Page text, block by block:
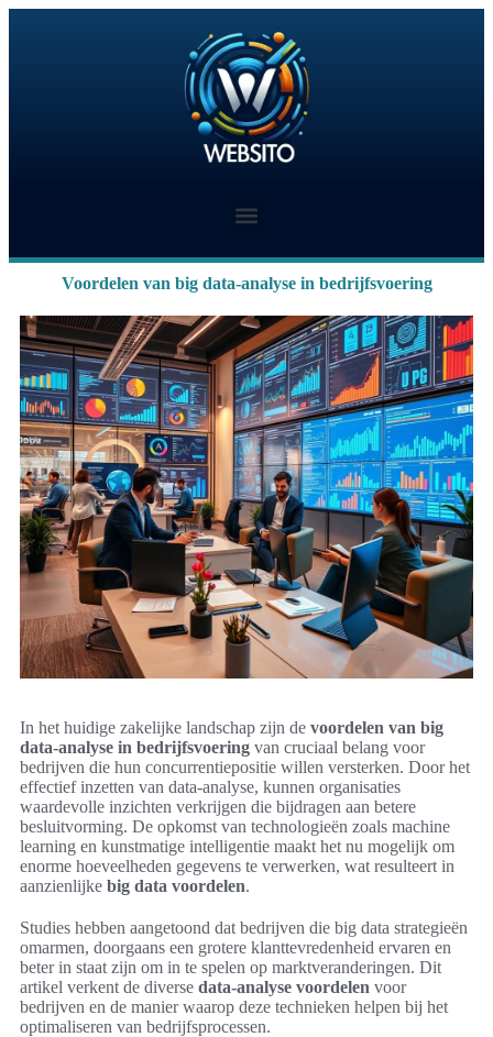
Voordelen van big data-analyse in bedrijfsvoering
In het huidige zakelijke landschap zijn de voordelen van big
data-analyse in bedrijfsvoering van cruciaal belang voor
bedrijven die hun concurrentiepositie willen versterken. Door het
effectief inzetten van data-analyse, kunnen organisaties
waardevolle inzichten verkrijgen die bijdragen aan betere
besluitvorming. De opkomst van technologieën zoals machine
learning en kunstmatige intelligentie maakt het nu mogelijk om
enorme hoeveelheden gegevens te verwerken, wat resulteert in
aanzienlijke big data voordelen.
Studies hebben aangetoond dat bedrijven die big data strategieën
omarmen, doorgaans een grotere klanttevredenheid ervaren en
beter in staat zijn om in te spelen op marktveranderingen. Dit
artikel verkent de diverse data-analyse voordelen voor
bedrijven en de manier waarop deze technieken helpen bij het
optimaliseren van bedrijfsprocessen.